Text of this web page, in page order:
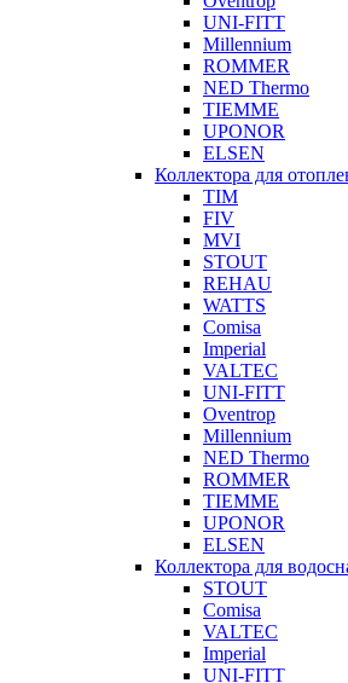
UNI-FITT
Millennium
ROMMER
NED Thermo
TIEMME
UPONOR
ELSEN
Коллектора для
TIM
FIV
MVI
STOUT
REHAU
WATTS
Comisa
Imperial
VALTEC
UNI-FITT
Oventrop
Millennium
NED Thermo
ROMMER
TIEMME
UPONOR
ELSEN
Коллектора для
STOUT
Comisa
VALTEC
Imperial
UNI-FITT